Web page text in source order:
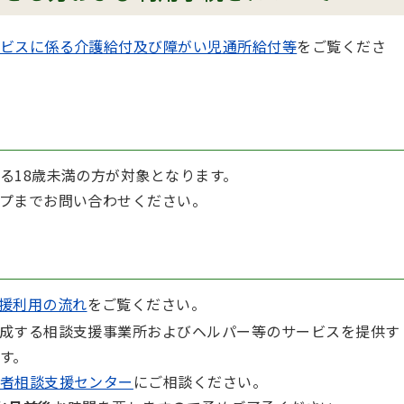
スに係る介護給付及び障がい児通所給付等をご覧くださ
歳未満の方が対象となります。
までお問い合わせください。
利用の流れをご覧ください。
する相談支援事業所およびヘルパー等のサービスを提供す
相談支援センター にご相談ください。